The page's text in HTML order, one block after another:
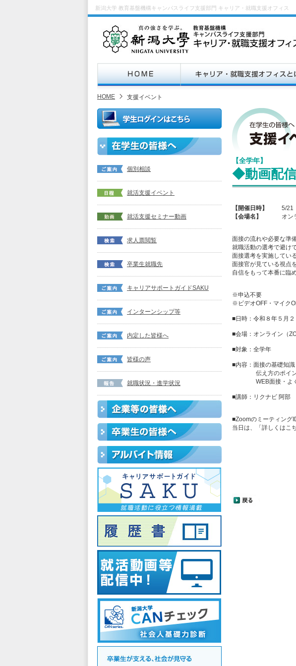
新潟大学 教育基盤機構キャンパスライフ支援部門 キャリア・就職支援オフィス
HOME 支援イベント
【全学年】
◆動画配
【開催日時】
5/21
【会場名】
オン
面接の流れや必要な準
就職活動の選考で避け
面接選考を実施してい
面接官が見ている視点
自信をもって本番に臨
※申込不要
※ビデオOFF・マイク
■日時：令和８年５月
■会場：オンライン（
■対象：全学年
■内容：面接の基礎
伝え方のポイン
WEB面接・よく
■講師：リクナビ 阿部
■Zoomのミーティング
当日は、「詳しくはこ
個別相談
就活支援イベント
就活支援セミナー動画
求人票閲覧
卒業生就職先
キャリアサポートガイドSAKU
インターンシップ等
内定した皆様へ
皆様の声
就職状況・進学状況